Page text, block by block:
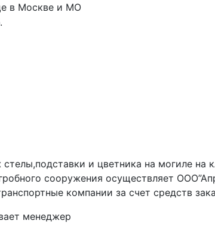
в Москве и МО
и цветника на могиле
сооружения осуществляет
компании за счет средств
менеджер